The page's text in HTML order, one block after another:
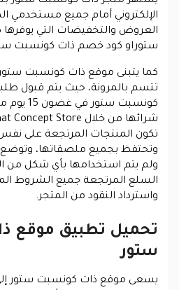
الإلكتروني أمام جميع مستخدمي
العروض والتخفيضات التي
ستوراو كود خصم ذات كونسبت ستور
كما يتبنى موقع ذات كونسبت
تتسم بالمرونة، حيث يتم قبول
كونسبت
تكون المنتجات المرتجعة على نفس
وتحتفظ بجميع ملصقاتها، وتوضع
ولم يتم استخدامها بأي شكل من
السلع المرتجعة جميع الشروط
واسترداد النقود من المتجر.
تحميل تطبيق موقع
ستور
يسعى موقع ذات كونسبت ستور